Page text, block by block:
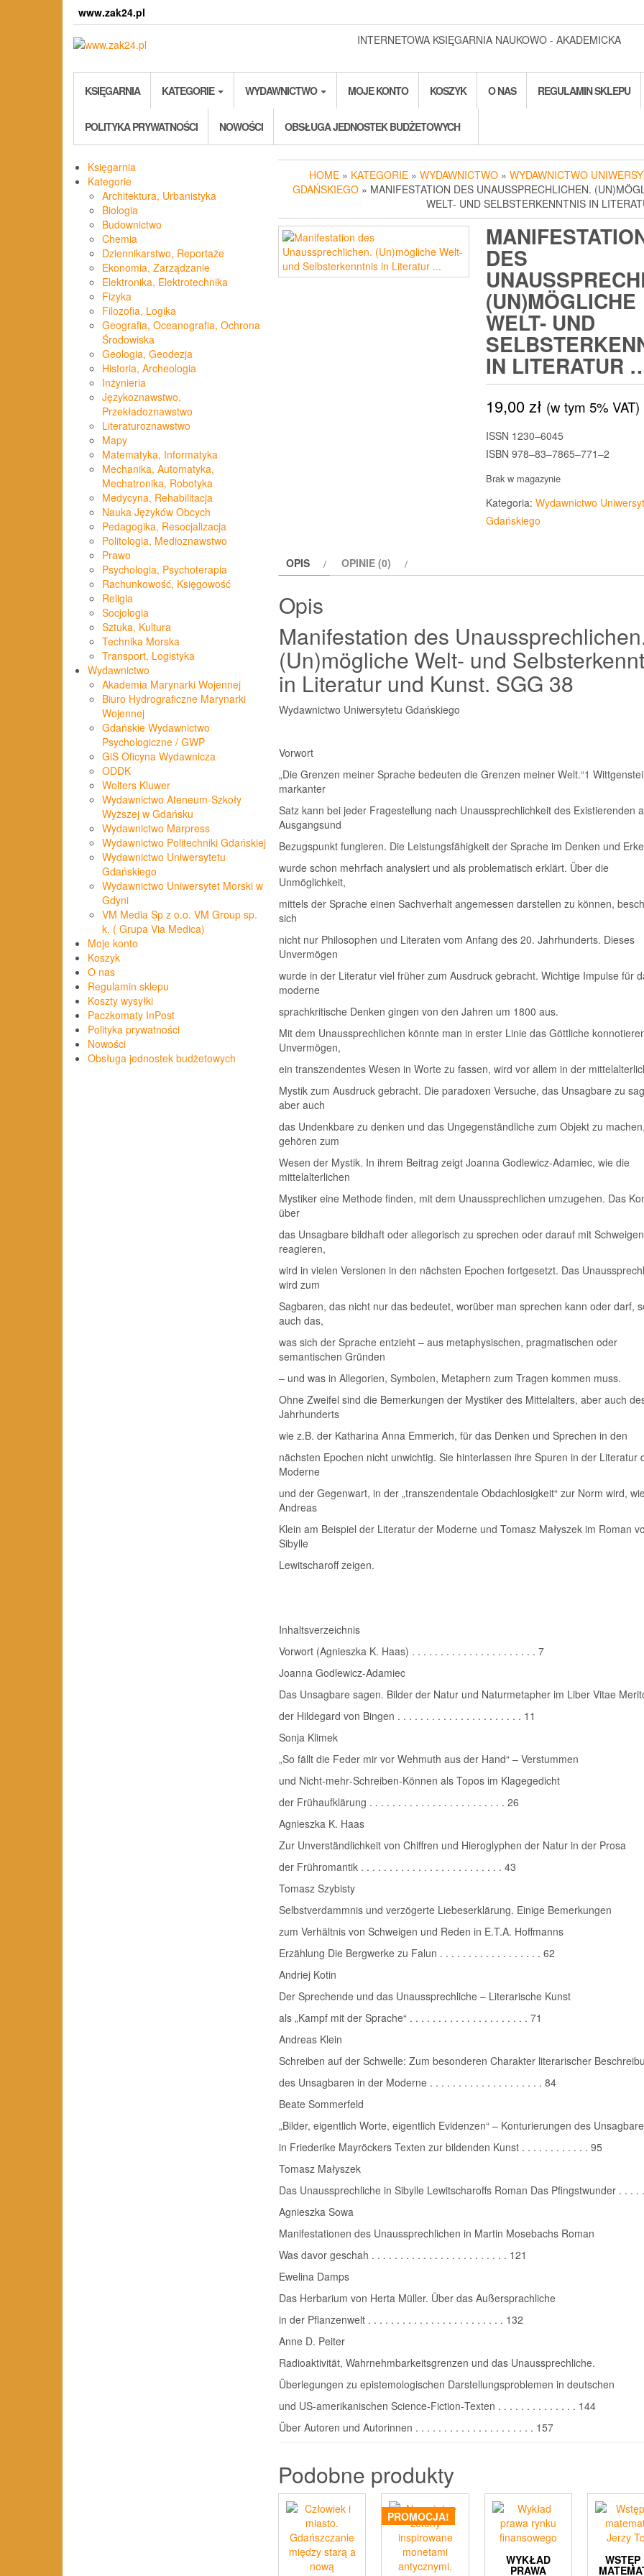
www.zak24.pl
INTERNETOWA KSIĘGARNIA NAUKOWO - AKADEMICKA
KSIĘGARNIA KATEGORIE WYDAWNICTWO MOJE KONTO KOSZYK O NAS REGULAMIN SKLEPU
POLITYKA PRYWATNOŚCI NOWOŚCI OBSŁUGA JEDNOSTEK BUDŻETOWYCH
Księgarnia
Kategorie
Architektura, Urbanistyka
Biologia
Budownictwo
Chemia
Dziennikarstwo, Reportaże
Ekonomia, Zarządzanie
Elektronika, Elektrotechnika
Fizyka
Filozofia, Logika
Geografia, Oceanografia, Ochrona
Środowiska
Geologia, Geodezja
Historia, Archeologia
Inżynieria
Językoznawstwo,
Przekładoznawstwo
Literaturoznawstwo
Mapy
Matematyka, Informatyka
Mechanika, Automatyka,
Mechatronika, Robotyka
Medycyna, Rehabilitacja
Nauka Języków Obcych
Pedagogika, Resocjalizacja
Politologia, Medioznawstwo
Prawo
Psychologia, Psychoterapia
Rachunkowość, Księgowość
Religia
Socjologia
Sztuka, Kultura
Technika Morska
Transport, Logistyka
Wydawnictwo
Akademia Marynarki Wojennej
Biuro Hydrograficzne Marynarki
Wojennej
Gdańskie Wydawnictwo
Psychologiczne / GWP
GiS Oficyna Wydawnicza
ODDK
Wolters Kluwer
Wydawnictwo Ateneum-Szkoły
Wyższej w Gdańsku
Wydawnictwo Marpress
Wydawnictwo Politechniki Gdańskiej
Wydawnictwo Uniwersytetu
Gdańskiego
Wydawnictwo Uniwersytet Morski w
Gdyni
VM Media Sp z o.o. VM Group sp.
k. ( Grupa Via Medica)
Moje konto
Koszyk
O nas
Regulamin sklepu
Koszty wysyłki
Paczkomaty InPost
Polityka prywatności
Nowości
Obsługa jednostek budżetowych
HOME » KATEGORIE » WYDAWNICTWO » WYDAWNICTWO
GDAŃSKIEGO » MANIFESTATION DES UNAUSSPRECHLICHEN.
WELT- UND SELBSTERKENNTNIS IN
DES
(UN)MÖGLICHE
WELT- UND
IN LITERATUR
19,00zł (w tym 5% VAT)
ISSN 1230–6045
ISBN 978–83–7865–771–2
Brak w magazynie
Kategoria: Wydawnictwo
Gdańskiego
OPIS OPINIE (0)
Opis
Manifestation des
(Un)mögliche Welt- und
in Literatur und Kunst. SGG 38
Wydawnictwo Uniwersytetu Gdańskiego
Vorwort
„Die Grenzen meiner Sprache bedeuten die Grenzen meiner Welt.“1
markanter
Satz kann bei jeder Fragestellung nach Unaussprechlichkeit des Existierenden
Ausgangsund
Bezugspunkt fungieren. Die Leistungsfähigkeit der Sprache im Denken und
wurde schon mehrfach analysiert und als problematisch erklärt. Über die
Unmöglichkeit,
mittels der Sprache einen Sachverhalt angemessen darstellen zu können,
sich
nicht nur Philosophen und Literaten vom Anfang des 20. Jahrhunderts. Dieses
Unvermögen
wurde in der Literatur viel früher zum Ausdruck gebracht. Wichtige Impulse für
moderne
sprachkritische Denken gingen von den Jahren um 1800 aus.
Mit dem Unaussprechlichen könnte man in erster Linie das Göttliche
Unvermögen,
ein transzendentes Wesen in Worte zu fassen, wird vor allem in der
Mystik zum Ausdruck gebracht. Die paradoxen Versuche, das Unsagbare zu
aber auch
das Undenkbare zu denken und das Ungegenständliche zum Objekt zu machen,
gehören zum
Wesen der Mystik. In ihrem Beitrag zeigt Joanna Godlewicz‑Adamiec, wie die
mittelalterlichen
Mystiker eine Methode finden, mit dem Unaussprechlichen umzugehen. Das
über
das Unsagbare bildhaft oder allegorisch zu sprechen oder darauf mit
reagieren,
wird in vielen Versionen in den nächsten Epochen fortgesetzt. Das
wird zum
Sagbaren, das nicht nur das bedeutet, worüber man sprechen kann oder darf,
auch das,
was sich der Sprache entzieht – aus metaphysischen, pragmatischen oder
semantischen Gründen
– und was in Allegorien, Symbolen, Metaphern zum Tragen kommen muss.
Ohne Zweifel sind die Bemerkungen der Mystiker des Mittelalters, aber auch
Jahrhunderts
wie z.B. der Katharina Anna Emmerich, für das Denken und Sprechen in den
nächsten Epochen nicht unwichtig. Sie hinterlassen ihre Spuren in der Literatur
Moderne
und der Gegenwart, in der „transzendentale Obdachlosigkeit“ zur Norm wird,
Andreas
Klein am Beispiel der Literatur der Moderne und Tomasz Małyszek im Roman
Sibylle
Lewitscharoff zeigen.
Inhaltsverzeichnis
Vorwort (Agnieszka K. Haas) . . . . . . . . . . . . . . . . . . . . . . 7
Joanna Godlewicz‑Adamiec
Das Unsagbare sagen. Bilder der Natur und Naturmetapher im Liber Vitae
der Hildegard von Bingen . . . . . . . . . . . . . . . . . . . . . . 11
Sonja Klimek
„So fällt die Feder mir vor Wehmuth aus der Hand“ – Verstummen
und Nicht‑mehr‑Schreiben‑Können als Topos im Klagegedicht
der Frühaufklärung . . . . . . . . . . . . . . . . . . . . . . . . 26
Agnieszka K. Haas
Zur Unverständlichkeit von Chiffren und Hieroglyphen der Natur in der Prosa
der Frühromantik . . . . . . . . . . . . . . . . . . . . . . . . . 43
Tomasz Szybisty
Selbstverdammnis und verzögerte Liebeserklärung. Einige Bemerkungen
zum Verhältnis von Schweigen und Reden in E.T.A. Hoffmanns
Erzählung Die Bergwerke zu Falun . . . . . . . . . . . . . . . . . . 62
Andriej Kotin
Der Sprechende und das Unaussprechliche – Literarische Kunst
als „Kampf mit der Sprache“ . . . . . . . . . . . . . . . . . . . . . 71
Andreas Klein
Schreiben auf der Schwelle: Zum besonderen Charakter literarischer
des Unsagbaren in der Moderne . . . . . . . . . . . . . . . . . . . . 84
Beate Sommerfeld
„Bilder, eigentlich Worte, eigentlich Evidenzen“ – Konturierungen des
in Friederike Mayröckers Texten zur bildenden Kunst . . . . . . . . . . . . 95
Tomasz Małyszek
Das Unaussprechliche in Sibylle Lewitscharoffs Roman Das Pfingstwunder . . . .
Agnieszka Sowa
Manifestationen des Unaussprechlichen in Martin Mosebachs Roman
Was davor geschah . . . . . . . . . . . . . . . . . . . . . . . . 121
Ewelina Damps
Das Herbarium von Herta Müller. Über das Außersprachliche
in der Pflanzenwelt . . . . . . . . . . . . . . . . . . . . . . . . 132
Anne D. Peiter
Radioaktivität, Wahrnehmbarkeitsgrenzen und das Unaussprechliche.
Überlegungen zu epistemologischen Darstellungsproblemen in deutschen
und US‑amerikanischen Science‑Fiction‑Texten . . . . . . . . . . . . . . 144
Über Autoren und Autorinnen . . . . . . . . . . . . . . . . . . . . . 157
Podobne produkty
PROMOCJA!
WYKŁAD
PRAWA
WSTĘP